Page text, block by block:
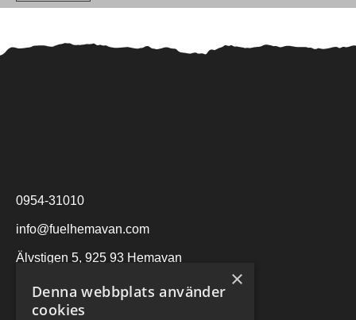
0954-31010
info@fuelhemavan.com
Älvstigen 5, 925 93 Hemavan
×
Denna webbplats använder
cookies